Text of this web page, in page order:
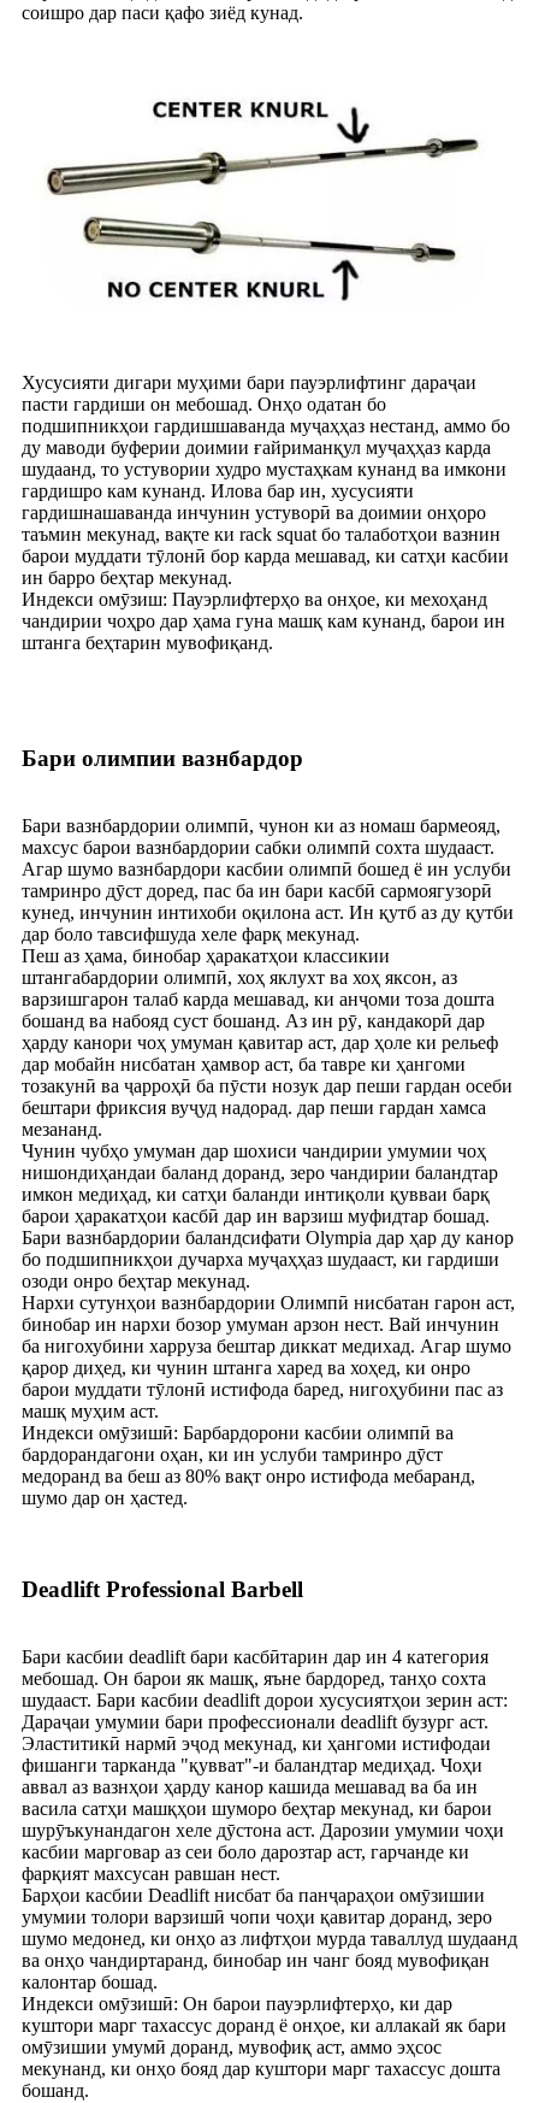
соишро дар паси қафо зиёд кунад.
Хусусияти дигари муҳими бари пауэрлифтинг дараҷаи
пасти гардиши он мебошад. Онҳо одатан бо
подшипникҳои гардишшаванда муҷаҳҳаз нестанд, аммо бо
ду маводи буферии доимии ғайриманқул муҷаҳҳаз карда
шудаанд, то устувории худро мустаҳкам кунанд ва имкони
гардишро кам кунанд. Илова бар ин, хусусияти
гардишнашаванда инчунин устуворӣ ва доимии онҳоро
таъмин мекунад, вақте ки rack squat бо талаботҳои вазнин
барои муддати тӯлонӣ бор карда мешавад, ки сатҳи касбии
ин барро беҳтар мекунад.
Индекси омӯзиш: Пауэрлифтерҳо ва онҳое, ки мехоҳанд
чандирии чоҳро дар ҳама гуна машқ кам кунанд, барои ин
штанга беҳтарин мувофиқанд.
Бари олимпии вазнбардор
Бари вазнбардории олимпӣ, чунон ки аз номаш бармеояд,
махсус барои вазнбардории сабки олимпӣ сохта шудааст.
Агар шумо вазнбардори касбии олимпӣ бошед ё ин услуби
тамринро дӯст доред, пас ба ин бари касбӣ сармоягузорӣ
кунед, инчунин интихоби оқилона аст. Ин қутб аз ду қутби
дар боло тавсифшуда хеле фарқ мекунад.
Пеш аз ҳама, бинобар ҳаракатҳои классикии
штангабардории олимпӣ, хоҳ яклухт ва хоҳ яксон, аз
варзишгарон талаб карда мешавад, ки анҷоми тоза дошта
бошанд ва набояд суст бошанд. Аз ин рӯ, кандакорӣ дар
ҳарду канори чоҳ умуман қавитар аст, дар ҳоле ки рельеф
дар мобайн нисбатан ҳамвор аст, ба тавре ки ҳангоми
тозакунӣ ва ҷарроҳӣ ба пӯсти нозук дар пеши гардан осеби
бештари фриксия вуҷуд надорад. дар пеши гардан хамса
мезананд.
Чунин чубҳо умуман дар шохиси чандирии умумии чоҳ
нишондиҳандаи баланд доранд, зеро чандирии баландтар
имкон медиҳад, ки сатҳи баланди интиқоли қувваи барқ ​​​​
барои ҳаракатҳои касбӣ дар ин варзиш муфидтар бошад.
Бари вазнбардории баландсифати Olympia дар ҳар ду канор
бо подшипникҳои дучарха муҷаҳҳаз шудааст, ки гардиши
озоди онро беҳтар мекунад.
Нархи сутунҳои вазнбардории Олимпӣ нисбатан гарон аст,
бинобар ин нархи бозор умуман арзон нест. Вай инчунин
ба нигохубини харруза бештар диккат медихад. Агар шумо
қарор диҳед, ки чунин штанга харед ва хоҳед, ки онро
барои муддати тӯлонӣ истифода баред, нигоҳубини пас аз
машқ муҳим аст.
Индекси омӯзишӣ: Барбардорони касбии олимпӣ ва
бардорандагони оҳан, ки ин услуби тамринро дӯст
медоранд ва беш аз 80% вақт онро истифода мебаранд,
шумо дар он ҳастед.
Deadlift Professional Barbell
Бари касбии deadlift бари касбӣтарин дар ин 4 категория
мебошад. Он барои як машқ, яъне бардоред, танҳо сохта
шудааст. Бари касбии deadlift дорои хусусиятҳои зерин аст:
Дараҷаи умумии бари профессионали deadlift бузург аст.
Эластитикӣ нармӣ эҷод мекунад, ки ҳангоми истифодаи
фишанги тарканда "қувват"-и баландтар медиҳад. Чоҳи
аввал аз вазнҳои ҳарду канор кашида мешавад ва ба ин
васила сатҳи машқҳои шуморо беҳтар мекунад, ки барои
шурӯъкунандагон хеле дӯстона аст. Дарозии умумии чоҳи
касбии марговар аз сеи боло дарозтар аст, гарчанде ки
фарқият махсусан равшан нест.
Барҳои касбии Deadlift нисбат ба панҷараҳои омӯзишии
умумии толори варзишӣ чопи чоҳи қавитар доранд, зеро
шумо медонед, ки онҳо аз лифтҳои мурда таваллуд шудаанд
ва онҳо чандиртаранд, бинобар ин чанг бояд мувофиқан
калонтар бошад.
Индекси омӯзишӣ: Он барои пауэрлифтерҳо, ки дар
куштори марг тахассус доранд ё онҳое, ки аллакай як бари
омӯзишии умумӣ доранд, мувофиқ аст, аммо эҳсос
мекунанд, ки онҳо бояд дар куштори марг тахассус дошта
бошанд.